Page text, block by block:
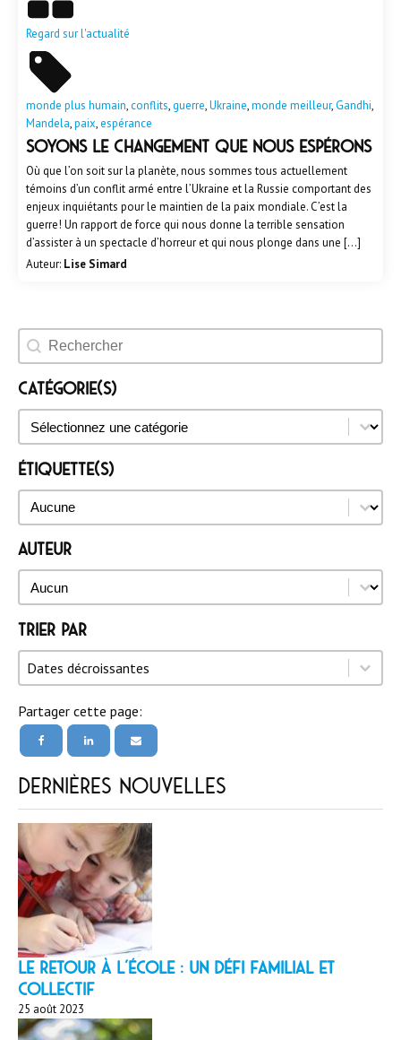
Regard sur l'actualité
monde plus humain,conflits,guerre,Ukraine,monde meilleur,Gandhi,
Mandela,paix,espérance
SOYONS LE CHANGEMENT QUE NOUS ESPÉRONS
Où que l’on soit sur la planète, nous sommes tous actuellement
témoins d’un conflit armé entre l’Ukraine et la Russie comportant des
enjeux inquiétants pour le maintien de la paix mondiale. C’est la
guerre! Un rapport de force qui nous donne la terrible sensation
d’assister à un spectacle d’horreur et qui nous plonge dans une […]
Auteur: Lise Simard
Rechercher un évènement
Catégorie(s)
Catégorie(s)
Catégorie(s)
Étiquette(s)
Étiquette(s)
Étiquette(s)
Auteur
Auteur
Auteur
Trier par
Trier par
Trier par
Dates décroissantes
Trier par
Partager cette page:
Dernières nouvelles
LE RETOUR À L’ÉCOLE : un défi familial et
collectif
25 août 2023